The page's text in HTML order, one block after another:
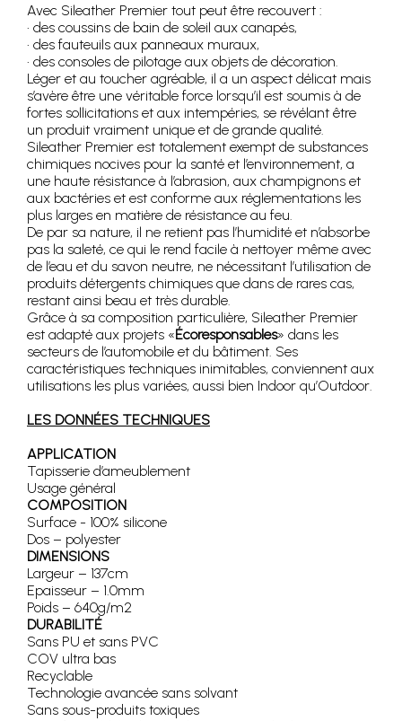
Avec Sileather Premier tout peut être recouvert :
• des coussins de bain de soleil aux canapés,
• des fauteuils aux panneaux muraux,
• des consoles de pilotage aux objets de décoration.
Léger et au toucher agréable, il a un aspect délicat mais
s’avère être une véritable force lorsqu’il est soumis à de
fortes sollicitations et aux intempéries, se révélant être
un produit vraiment unique et de grande qualité.
Sileather Premier est totalement exempt de substances
chimiques nocives pour la santé et l’environnement, a
une haute résistance à l’abrasion, aux champignons et
aux bactéries et est conforme aux réglementations les
plus larges en matière de résistance au feu.
De par sa nature, il ne retient pas l’humidité et n’absorbe
pas la saleté, ce qui le rend facile à nettoyer même avec
de l’eau et du savon neutre, ne nécessitant l’utilisation de
produits détergents chimiques que dans de rares cas,
restant ainsi beau et très durable.
Grâce à sa composition particulière, Sileather Premier
est adapté aux projets «Écoresponsables» dans les
secteurs de l’automobile et du bâtiment. Ses
caractéristiques techniques inimitables, conviennent aux
utilisations les plus variées, aussi bien Indoor qu’Outdoor.
LES DONNÉES TECHNIQUES
APPLICATION
Tapisserie d’ameublement
Usage général
COMPOSITION
Surface - 100% silicone
Dos – polyester
DIMENSIONS
Largeur – 137cm
Epaisseur – 1.0mm
Poids – 640g/m2
DURABILITÉ
Sans PU et sans PVC
COV ultra bas
Recyclable
Technologie avancée sans solvant
Sans sous-produits toxiques